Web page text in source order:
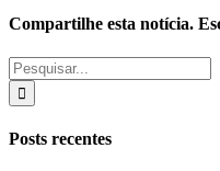
Compartilhe esta notícia.
Facebook
Twitter
WhatsApp
E-
mail
Buscar
resultados
para:
Posts recentes